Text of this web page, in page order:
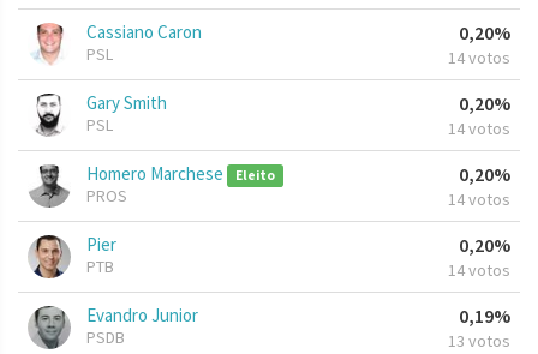
Cassiano Caron
PSL
0,20%
14 votos
Gary Smith
PSL
0,20%
14 votos
Homero Marchese Eleito
PROS
0,20%
14 votos
Pier
PTB
0,20%
14 votos
Evandro Junior
PSDB
0,19%
13 votos